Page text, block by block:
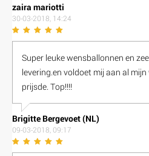
zaira mariotti
30-03-2018, 14:24
Super leuke wensballonnen en
levering.en voldoet mij aan al
prijsde. Top!!!!
Brigitte Bergevoet (NL)
09-03-2018, 09:17